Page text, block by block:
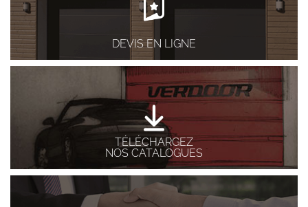
DEVIS EN LIGNE
TÉLÉCHARGEZ
NOS CATALOGUES